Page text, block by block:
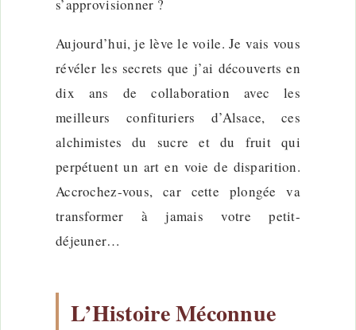
s’approvisionner ?
Aujourd’hui, je lève le voile. Je vais vous
révéler les secrets que j’ai découverts en
dix ans de collaboration avec les
meilleurs confituriers d’Alsace, ces
alchimistes du sucre et du fruit qui
perpétuent un art en voie de disparition.
Accrochez-vous, car cette plongée va
transformer à jamais votre petit-
déjeuner…
L’Histoire Méconnue